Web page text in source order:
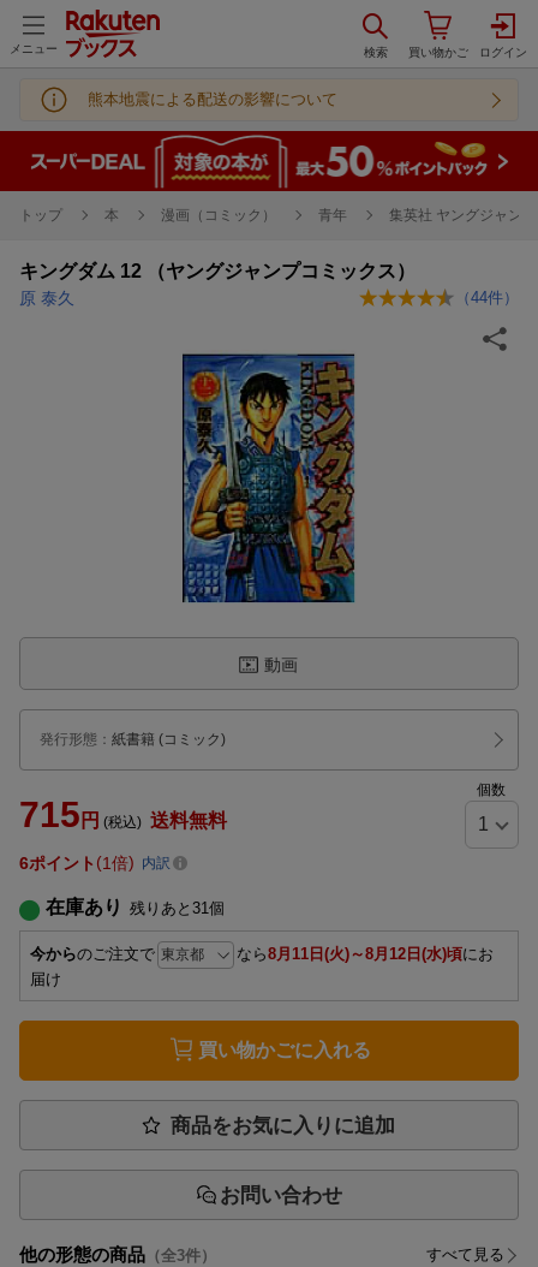
メニュー
熊本地震による配送の影響について
トップ 本 漫画（コミック） 青年 集英社 ヤングジャン
キングダム 12 （ヤングジャンプコミックス）
原 泰久 （44件）
動画
発行形態 ： 紙書籍 (コミック)
715 円 (税込) 送料無料
個数
6ポイント 1倍 内訳
在庫あり 残りあと 31個
今からのご注文で なら8月11日(火)～8月12日(水)頃にお
届け
買い物かごに入れる
商品をお気に入りに追加
お問い合わせ
他の形態の商品 （全3件） すべて見る